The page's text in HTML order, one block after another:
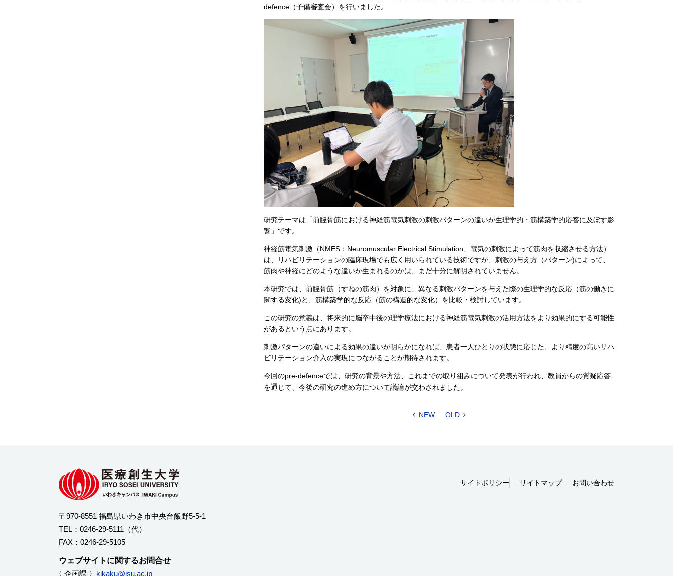
defence（予備審査会）を行いました。
研究テーマは「前脛骨筋における神経筋電気刺激の刺激パターンの違いが生理学的・筋構築学的応答に及ぼす影
響」です。
神経筋電気刺激（NMES：Neuromuscular Electrical Stimulation、電気の刺激によって筋肉を収縮させる方法）
は、リハビリテーションの臨床現場でも広く用いられている技術ですが、刺激の与え方（パターン)によって、
筋肉や神経にどのような違いが生まれるのかは、まだ十分に解明されていません。
本研究では、前脛骨筋（すねの筋肉）を対象に、異なる刺激パターンを与えた際の生理学的な反応（筋の働きに
関する変化)と、筋構築学的な反応（筋の構造的な変化）を比較・検討しています。
この研究の意義は、将来的に脳卒中後の理学療法における神経筋電気刺激の活用方法をより効果的にする可能性
があるという点にあります。
刺激パターンの違いによる効果の違いが明らかになれば、患者一人ひとりの状態に応じた、より精度の高いリハ
ビリテーション介入の実現につながることが期待されます。
今回のpre-defenceでは、研究の背景や方法、これまでの取り組みについて発表が行われ、教員からの質疑応答
を通じて、今後の研究の進め方について議論が交わされました。
NEW OLD
サイトポリシー サイトマップ お問い合わせ
〒970-8551 福島県いわき市中央台飯野5-5-1
TEL： 0246-29-5111 （代）
FAX：0246-29-5105
ウェブサイトに関するお問合せ
〈 企画課 〉 kikaku@isu.ac.jp